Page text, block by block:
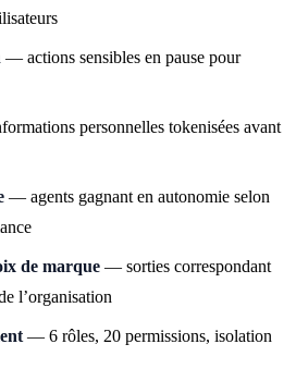
— actions sensibles en pause pour
personnelles tokenisées avant
— agents gagnant en autonomie selon
de marque — sorties correspondant
l’organisation
— 6 rôles, 20 permissions, isolation